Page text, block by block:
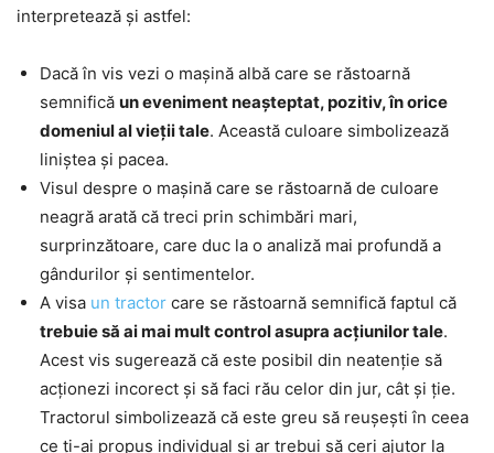
interpretează și astfel:
Dacă în vis vezi o mașină albă care se răstoarnă
semnifică un eveniment neașteptat, pozitiv, în orice
domeniul al vieții tale. Această culoare simbolizează
liniștea și pacea.
Visul despre o mașină care se răstoarnă de culoare
neagră arată că treci prin schimbări mari,
surprinzătoare, care duc la o analiză mai profundă a
gândurilor și sentimentelor.
A visa un tractor care se răstoarnă semnifică faptul că
trebuie să ai mai mult control asupra acțiunilor tale.
Acest vis sugerează că este posibil din neatenție să
acționezi incorect și să faci rău celor din jur, cât și ție.
Tractorul simbolizează că este greu să reușești în ceea
ce ți-ai propus individual și ar trebui să ceri ajutor la